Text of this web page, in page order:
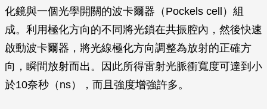
化鏡與一個光學開關的波卡爾器（Pockels cell）組
成。利用極化方向的不同將光鎖在共振腔內，然後快速
啟動波卡爾器，將光線極化方向調整為放射的正確方
向，瞬間放射而出。因此所得雷射光脈衝寬度可達到小
於10奈秒（ns），而且強度增強許多。